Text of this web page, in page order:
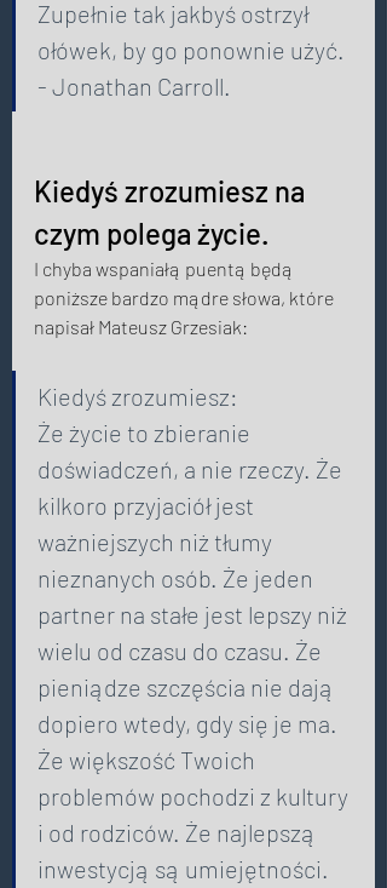
Zupełnie tak jakbyś ostrzył
ołówek, by go ponownie użyć.
- Jonathan Carroll.
Kiedyś zrozumiesz na
czym polega życie.
I chyba wspaniałą puentą będą
poniższe bardzo mądre słowa, które
napisał Mateusz Grzesiak:
Kiedyś zrozumiesz:
Że życie to zbieranie
doświadczeń, a nie rzeczy. Że
kilkoro przyjaciół jest
ważniejszych niż tłumy
nieznanych osób. Że jeden
partner na stałe jest lepszy niż
wielu od czasu do czasu. Że
pieniądze szczęścia nie dają
dopiero wtedy, gdy się je ma.
Że większość Twoich
problemów pochodzi z kultury
i od rodziców. Że najlepszą
inwestycją są umiejętności.